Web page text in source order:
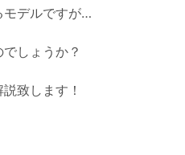
モデルですが…
しょうか？
致します！